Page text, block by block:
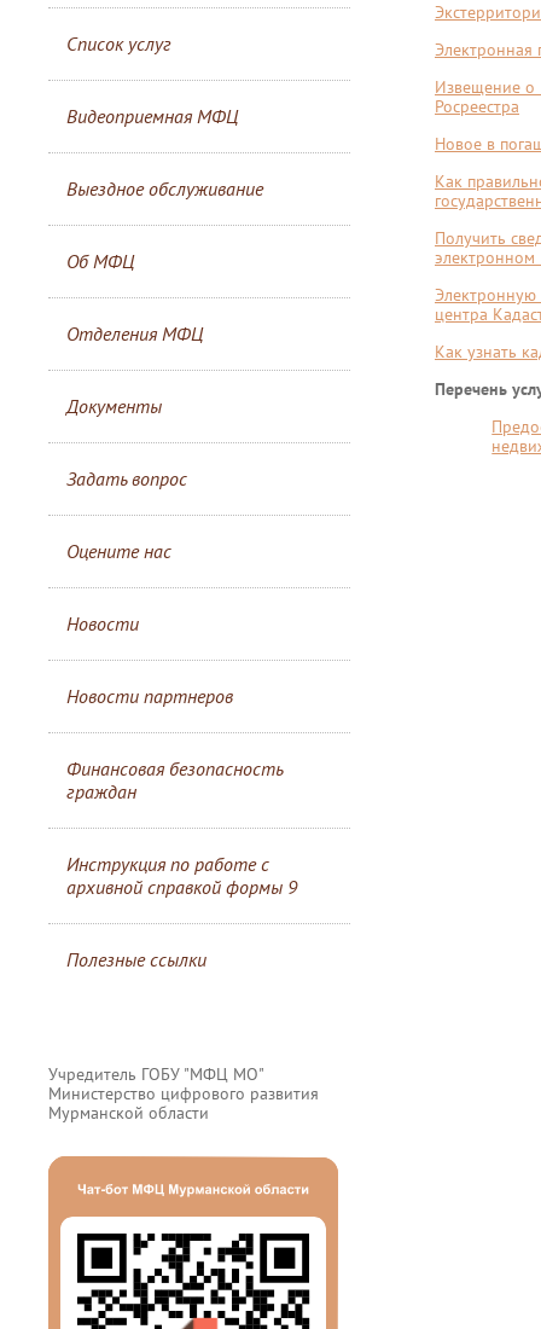
Список услуг
Видеоприемная МФЦ
Выездное обслуживание
Об МФЦ
Отделения МФЦ
Документы
Задать вопрос
Оцените нас
Новости
Новости партнеров
Финансовая безопасность
граждан
Инструкция по работе с
архивной справкой формы 9
Полезные ссылки
Учредитель ГОБУ "МФЦ МО"
Министерство цифрового развития
Мурманской области
Электронная
Извещение о
Росреестра
Новое в
Как
Получить
электронном
Электронную
центра
Как узнать
Перечень